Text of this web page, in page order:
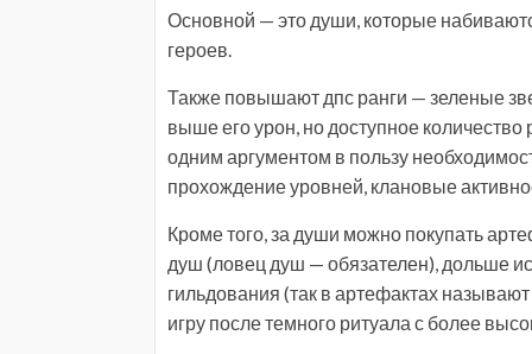
Основной — это души, которые
героев.
Также повышают дпс ранги — зеленые
выше его урон, но доступное
одним аргументом в пользу
прохождение уровней, клановые
Кроме того, за души можно покупать
душ (ловец душ — обязателен), дольше
гильдования (так в артефактах
игру после темного ритуала с более